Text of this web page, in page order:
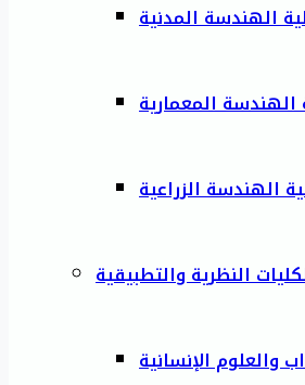
الهندسة المدنية
الهندسة المعمارية
الهندسة الزراعية
النظرية والتطبيقية
والعلوم الإنسانية